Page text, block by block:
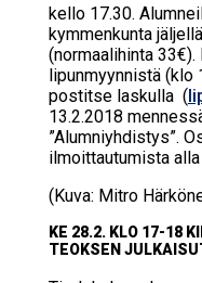
kello 17.30.
kymmenkunta
(normaalihinta
lipunmyynnistä (klo
postitse laskulla (
13.2.2018
”Alumniyhdistys”.
ilmoittautumista
(Kuva: Mitro
KE 28.2. KLO 17-18
TEOK­SEN